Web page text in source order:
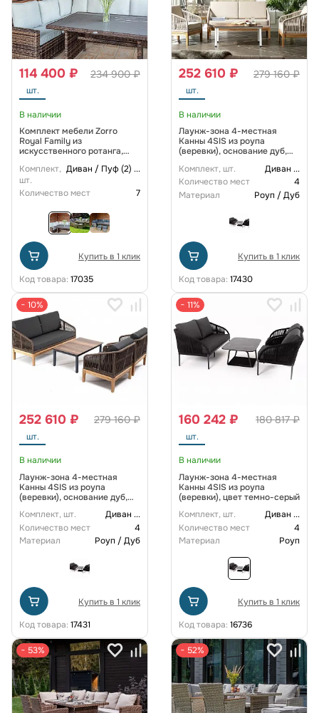
234 900 ₽
114 400 ₽
шт.
В наличии
Комплект мебели Zorro
Royal Family из
искусственного ротанга,
Комплект,
шт.
Диван / Пуф (2) ...
Количество мест 7
Купить в 1 клик
Код товара: 17035
279 160 ₽
252 610 ₽
шт.
В наличии
Лаунж-зона 4-местная
Канны 4SIS из роупа
(веревки), основание дуб,
Комплект, шт. Диван ...
Количество мест
4
Материал
Роуп / Дуб
Купить в 1 клик
Код товара: 17430
− 10%
279 160 ₽
252 610 ₽
шт.
В наличии
Лаунж-зона 4-местная
Канны 4SIS из роупа
(веревки), основание дуб,
Комплект, шт. Диван ...
Количество мест
4
Материал
Роуп / Дуб
Купить в 1 клик
Код товара: 17431
− 11%
180 817 ₽
160 242 ₽
шт.
В наличии
Лаунж-зона 4-местная
Канны 4SIS из роупа
(веревки), цвет темно-серый
Комплект, шт.
Диван ...
Количество мест
4
Материал
Роуп
Купить в 1 клик
Код товара: 16736
− 53% − 52%